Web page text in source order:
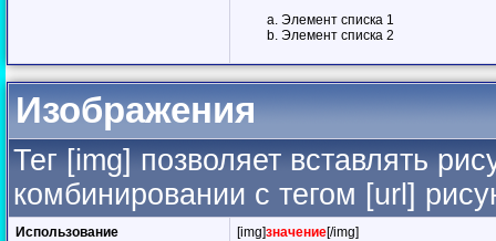
Элемент списка 1
Элемент списка 2
Изображения
Тег [img] позволяет вставлять
комбинировании с тегом [url]
Использование [img]значение[/img]